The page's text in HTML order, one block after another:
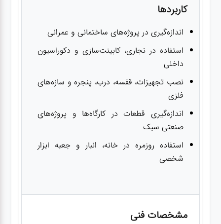
کاربردها
اندازه‌گیری در پروژه‌های ساختمانی و عمرانی
استفاده در نجاری، کابینت‌سازی و دکوراسیون
داخلی
نصب تجهیزات، قفسه، درب، پنجره و سازه‌های
فلزی
اندازه‌گیری قطعات در کارگاه‌ها و پروژه‌های
صنعتی سبک
استفاده روزمره در خانه، انبار و جعبه ابزار
شخصی
مشخصات فنی